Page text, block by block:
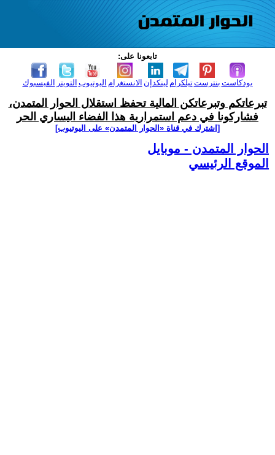
تابعونا على:
الفيسبوك التويتر اليوتيوب الانستغرام لينكدإن تيلكرامبنترست بودكاست
تبرعاتكم وتبرعاتكن المالية تحفظ استقلال الحوار المتمدن،
فشاركونا في دعم استمرارية هذا الفضاء اليساري الحر
[اشترك في قناة ‫«الحوار المتمدن» على اليوتيوب]
الحوار المتمدن - موبايل
الموقع الرئيسي